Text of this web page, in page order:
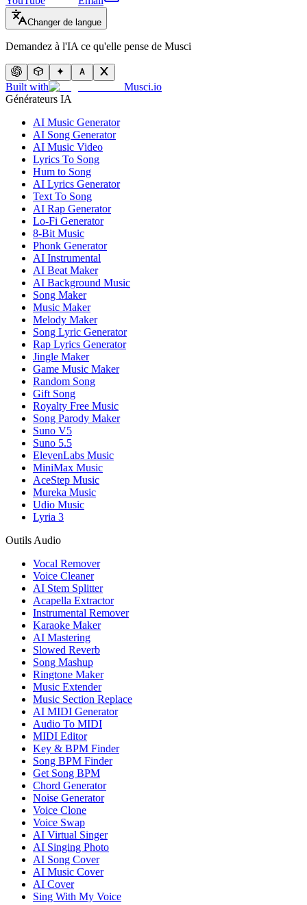
Changer de langue
Demandez à l'IA ce qu'elle pense de Musci
Built with
Musci.io
Générateurs IA
AI Music Generator
AI Song Generator
AI Music Video
Lyrics To Song
Hum to Song
AI Lyrics Generator
Text To Song
AI Rap Generator
Lo-Fi Generator
8-Bit Music
Phonk Generator
AI Instrumental
AI Beat Maker
AI Background Music
Song Maker
Music Maker
Melody Maker
Song Lyric Generator
Rap Lyrics Generator
Jingle Maker
Game Music Maker
Random Song
Gift Song
Royalty Free Music
Song Parody Maker
Suno V5
Suno 5.5
ElevenLabs Music
MiniMax Music
AceStep Music
Mureka Music
Udio Music
Lyria 3
Outils Audio
Vocal Remover
Voice Cleaner
AI Stem Splitter
Acapella Extractor
Instrumental Remover
Karaoke Maker
AI Mastering
Slowed Reverb
Song Mashup
Ringtone Maker
Music Extender
Music Section Replace
AI MIDI Generator
Audio To MIDI
MIDI Editor
Key & BPM Finder
Song BPM Finder
Get Song BPM
Chord Generator
Noise Generator
Voice Clone
Voice Swap
AI Virtual Singer
AI Singing Photo
AI Song Cover
AI Music Cover
AI Cover
Sing With My Voice